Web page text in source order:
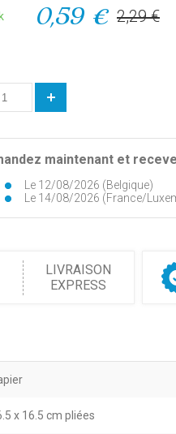
0,59 € 2,29 €
maintenant et
Le 12/08/2026 (Belgique)
Le 14/08/2026 (France/
LIVRAISON
EXPRESS
x 16.5 cm pliées